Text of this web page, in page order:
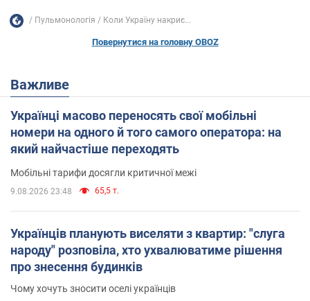
Пульмонологія Коли Україну накриє...
Повернутися на головну OBOZ
Важливе
Українці масово переносять свої мобільні
номери на одного й того самого оператора: на
який найчастіше переходять
Мобільні тарифи досягли критичної межі
9.08.2026 23:48 65,5 т.
Українців планують виселяти з квартир: "слуга
народу" розповіла, хто ухвалюватиме рішення
про знесення будинків
Чому хочуть зносити оселі українців